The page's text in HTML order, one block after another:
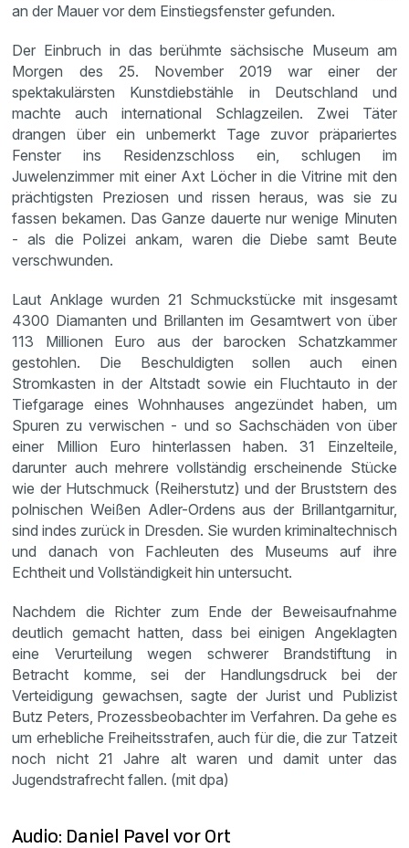
an der Mauer vor dem Einstiegsfenster gefunden.
Der Einbruch in das berühmte sächsische Museum am
Morgen des 25. November 2019 war einer der
spektakulärsten Kunstdiebstähle in Deutschland und
machte auch international Schlagzeilen. Zwei Täter
drangen über ein unbemerkt Tage zuvor präpariertes
Fenster ins Residenzschloss ein, schlugen im
Juwelenzimmer mit einer Axt Löcher in die Vitrine mit den
prächtigsten Preziosen und rissen heraus, was sie zu
fassen bekamen. Das Ganze dauerte nur wenige Minuten
- als die Polizei ankam, waren die Diebe samt Beute
verschwunden.
Laut Anklage wurden 21 Schmuckstücke mit insgesamt
4300 Diamanten und Brillanten im Gesamtwert von über
113 Millionen Euro aus der barocken Schatzkammer
gestohlen. Die Beschuldigten sollen auch einen
Stromkasten in der Altstadt sowie ein Fluchtauto in der
Tiefgarage eines Wohnhauses angezündet haben, um
Spuren zu verwischen - und so Sachschäden von über
einer Million Euro hinterlassen haben. 31 Einzelteile,
darunter auch mehrere vollständig erscheinende Stücke
wie der Hutschmuck (Reiherstutz) und der Bruststern des
polnischen Weißen Adler-Ordens aus der Brillantgarnitur,
sind indes zurück in Dresden. Sie wurden kriminaltechnisch
und danach von Fachleuten des Museums auf ihre
Echtheit und Vollständigkeit hin untersucht.
Nachdem die Richter zum Ende der Beweisaufnahme
deutlich gemacht hatten, dass bei einigen Angeklagten
eine Verurteilung wegen schwerer Brandstiftung in
Betracht komme, sei der Handlungsdruck bei der
Verteidigung gewachsen, sagte der Jurist und Publizist
Butz Peters, Prozessbeobachter im Verfahren. Da gehe es
um erhebliche Freiheitsstrafen, auch für die, die zur Tatzeit
noch nicht 21 Jahre alt waren und damit unter das
Jugendstrafrecht fallen. (mit dpa)
Audio: Daniel Pavel vor Ort